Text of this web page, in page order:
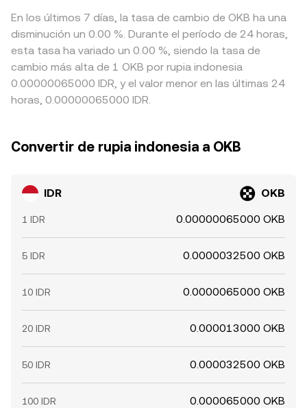
En los últimos 7 días, la tasa de cambio de OKB ha una
disminución un 0.00 %. Durante el período de 24 horas,
esta tasa ha variado un 0.00 %, siendo la tasa de
cambio más alta de 1 OKB por rupia indonesia
0.00000065000 IDR, y el valor menor en las últimas 24
horas, 0.00000065000 IDR.
Convertir de rupia indonesia a OKB
IDR OKB
1 IDR 0.00000065000 OKB
5 IDR 0.0000032500 OKB
10 IDR 0.0000065000 OKB
20 IDR 0.000013000 OKB
50 IDR 0.000032500 OKB
100 IDR 0.000065000 OKB